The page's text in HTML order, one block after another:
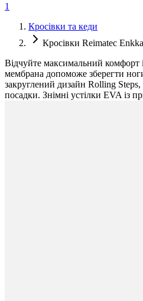
1
Кросівки та кеди
Кросівки Reimatec
Відчуйте максимальний комфорт
мембрана допоможе зберегти
закруглений дизайн Rolling
посадки. Знімні устілки EVA із